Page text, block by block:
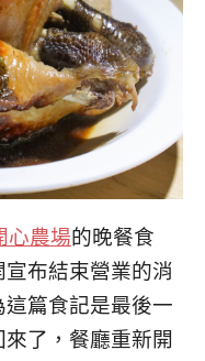
心農場的晚餐食
宣布結束營業的消
這篇食記是最後一
了，餐廳重新開